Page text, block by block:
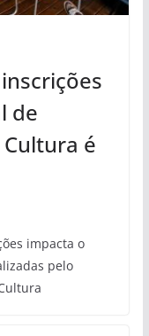
de
é
impacta o
pelo